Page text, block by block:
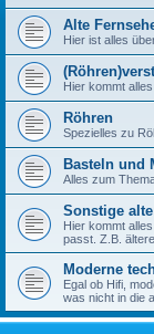
Alte
Hier ist alles
Hier kommt
Röhren
Spezielles zu
Basteln und
Alles zum
Sonstige
Hier kommt
passt. Z.B.
Moderne
Egal ob Hifi,
was nicht in die